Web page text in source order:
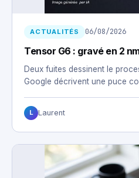
ACTUALITÉS 06/08/2026
Tensor G6 : gravé en 2
Deux fuites dessinent le
Google décrivent une puce
L Laurent